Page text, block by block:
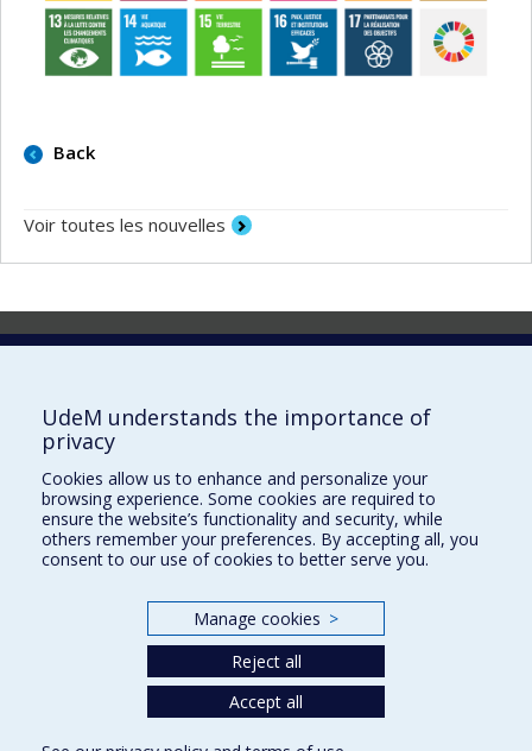
Back
Voir toutes les nouvelles
Laboratoire d'innovation
Vice-rectorat aux affaires étudiantes et aux études
Inven_T
Consortium Santé Numérique
UdeM understands the importance of
privacy
Cookies allow us to enhance and personalize your
browsing experience. Some cookies are required to
ensure the website’s functionality and security, while
others remember your preferences. By accepting all, you
consent to our use of cookies to better serve you.
Manage cookies >
Reject all
Accept all